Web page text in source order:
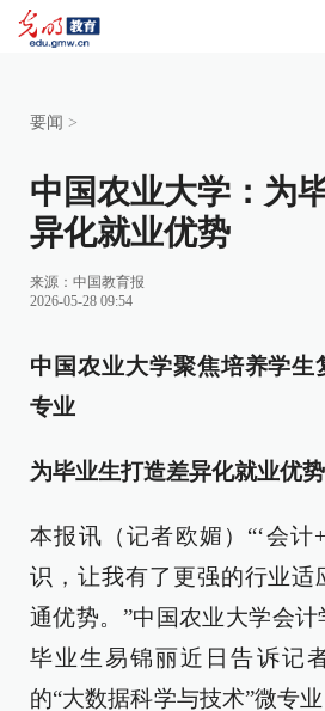
要闻 >
中国农业大学：为
异化就业优势
来源： 中国教育报
2026-05-28 09:54
中国农业大学聚焦培养学生
专业
为毕业生打造差异化就业优势
本报讯（记者欧媚）“‘会计
识，让我有了更强的行业适
通优势。”中国农业大学会
毕业生易锦丽近日告诉记
的“大数据科学与技术”微专